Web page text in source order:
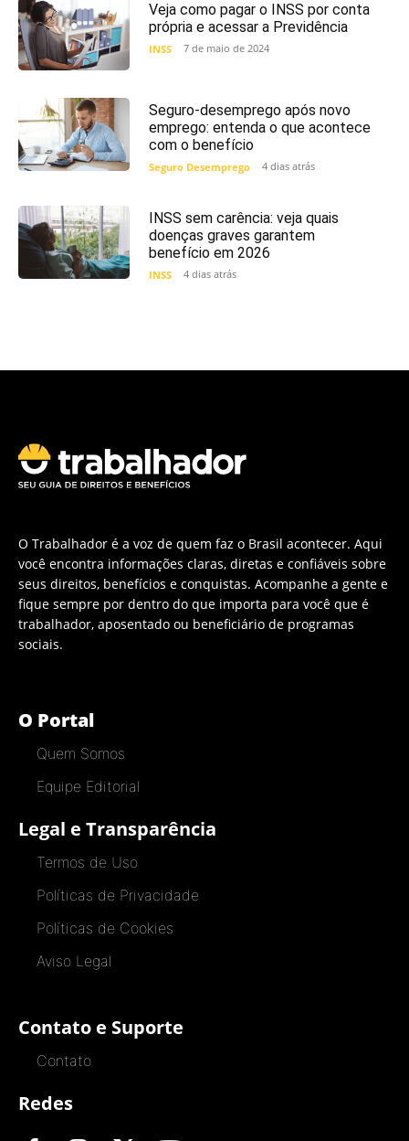
Veja como pagar o INSS por conta
própria e acessar a Previdência
INSS 7 de maio de 2024
Seguro-desemprego após novo
emprego: entenda o que acontece
com o benefício
Seguro Desemprego 4 dias atrás
INSS sem carência: veja quais
doenças graves garantem
benefício em 2026
INSS 4 dias atrás
O Trabalhador é a voz de quem faz o Brasil acontecer. Aqui
você encontra informações claras, diretas e confiáveis sobre
seus direitos, benefícios e conquistas. Acompanhe a gente e
fique sempre por dentro do que importa para você que é
trabalhador, aposentado ou beneficiário de programas
sociais.
O Portal
Quem Somos
Equipe Editorial
Legal e Transparência
Termos de Uso
Políticas de Privacidade
Políticas de Cookies
Aviso Legal
Contato e Suporte
Contato
Redes